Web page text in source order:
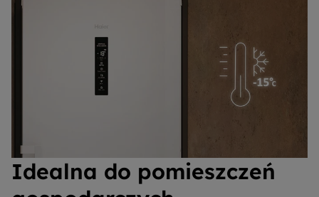
Idealna do pomieszczeń